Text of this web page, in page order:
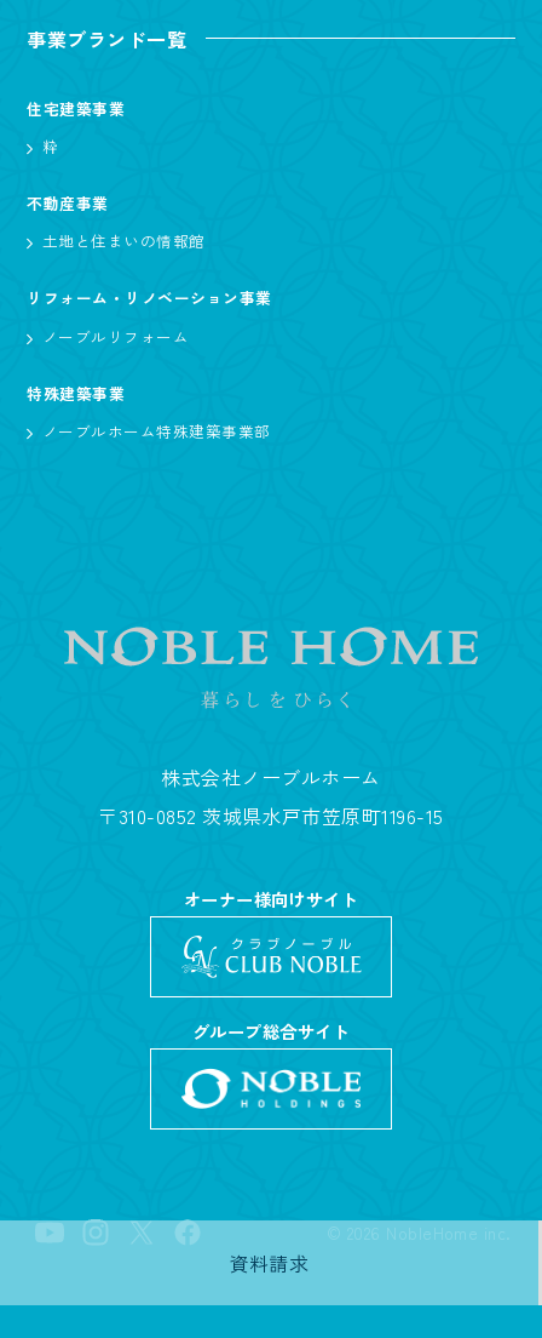
事業ブランド一覧
住宅建築事業
粋
不動産事業
土地と住まいの情報館
リフォーム・リノベーション事業
ノーブルリフォーム
特殊建築事業
ノーブルホーム特殊建築事業部
株式会社ノーブルホーム
〒310-0852 茨城県水戸市笠原町1196-15
オーナー様向けサイト
グループ総合サイト
© 2026 NobleHome inc.
資料請求